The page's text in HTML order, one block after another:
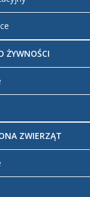
ŻYWNOŚCI
ZWIERZĄT